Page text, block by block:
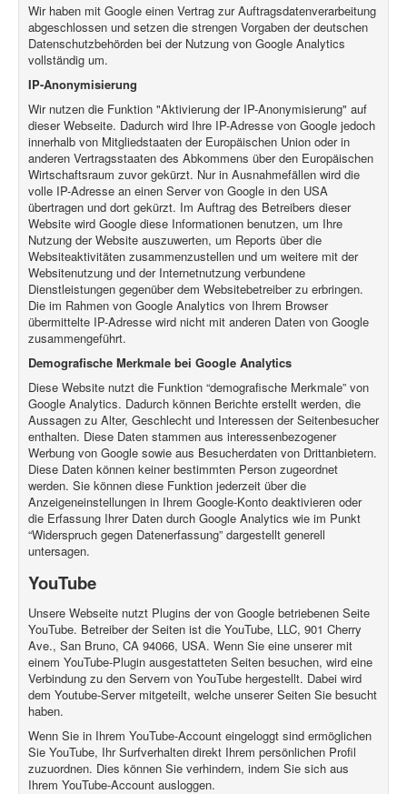
Wir haben mit Google einen Vertrag zur Auftragsdatenverarbeitung
abgeschlossen und setzen die strengen Vorgaben der deutschen
Datenschutzbehörden bei der Nutzung von Google Analytics
vollständig um.
IP-Anonymisierung
Wir nutzen die Funktion "Aktivierung der IP-Anonymisierung" auf
dieser Webseite. Dadurch wird Ihre IP-Adresse von Google jedoch
innerhalb von Mitgliedstaaten der Europäischen Union oder in
anderen Vertragsstaaten des Abkommens über den Europäischen
Wirtschaftsraum zuvor gekürzt. Nur in Ausnahmefällen wird die
volle IP-Adresse an einen Server von Google in den USA
übertragen und dort gekürzt. Im Auftrag des Betreibers dieser
Website wird Google diese Informationen benutzen, um Ihre
Nutzung der Website auszuwerten, um Reports über die
Websiteaktivitäten zusammenzustellen und um weitere mit der
Websitenutzung und der Internetnutzung verbundene
Dienstleistungen gegenüber dem Websitebetreiber zu erbringen.
Die im Rahmen von Google Analytics von Ihrem Browser
übermittelte IP-Adresse wird nicht mit anderen Daten von Google
zusammengeführt.
Demografische Merkmale bei Google Analytics
Diese Website nutzt die Funktion “demografische Merkmale” von
Google Analytics. Dadurch können Berichte erstellt werden, die
Aussagen zu Alter, Geschlecht und Interessen der Seitenbesucher
enthalten. Diese Daten stammen aus interessenbezogener
Werbung von Google sowie aus Besucherdaten von Drittanbietern.
Diese Daten können keiner bestimmten Person zugeordnet
werden. Sie können diese Funktion jederzeit über die
Anzeigeneinstellungen in Ihrem Google-Konto deaktivieren oder
die Erfassung Ihrer Daten durch Google Analytics wie im Punkt
“Widerspruch gegen Datenerfassung” dargestellt generell
untersagen.
YouTube
Unsere Webseite nutzt Plugins der von Google betriebenen Seite
YouTube. Betreiber der Seiten ist die YouTube, LLC, 901 Cherry
Ave., San Bruno, CA 94066, USA. Wenn Sie eine unserer mit
einem YouTube-Plugin ausgestatteten Seiten besuchen, wird eine
Verbindung zu den Servern von YouTube hergestellt. Dabei wird
dem Youtube-Server mitgeteilt, welche unserer Seiten Sie besucht
haben.
Wenn Sie in Ihrem YouTube-Account eingeloggt sind ermöglichen
Sie YouTube, Ihr Surfverhalten direkt Ihrem persönlichen Profil
zuzuordnen. Dies können Sie verhindern, indem Sie sich aus
Ihrem YouTube-Account ausloggen.